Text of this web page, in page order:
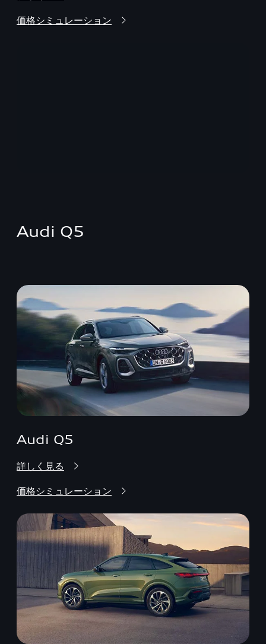
価格シミュレーション
Audi Q5
Audi Q5
詳しく見る
価格シミュレーション